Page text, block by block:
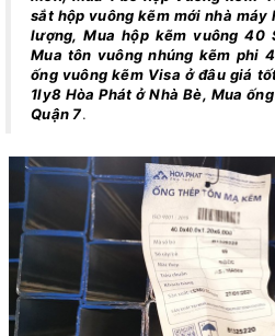
sắt hộp vuông kẽm mới nhà
lượng, Mua hộp kẽm vuông 40
Mua tôn vuông nhúng kẽm phi
ống vuông kẽm Visa ở đâu giá
1ly8 Hòa Phát ở Nhà Bè, Mua
Quận 7.